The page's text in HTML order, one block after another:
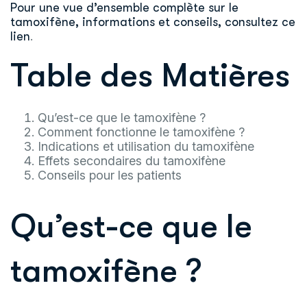
Pour une vue d’ensemble complète sur le
tamoxifène, informations et conseils, consultez ce
lien.
Table des Matières
Qu’est-ce que le tamoxifène ?
Comment fonctionne le tamoxifène ?
Indications et utilisation du tamoxifène
Effets secondaires du tamoxifène
Conseils pour les patients
Qu’est-ce que le
tamoxifène ?